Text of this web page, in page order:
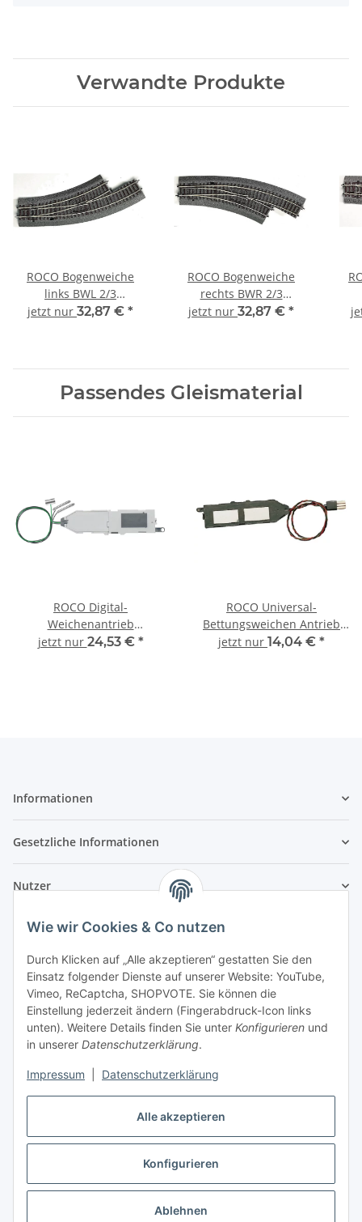
Alle akzeptieren
Konfigurieren
Ablehnen
Wie wir Cookies & Co nutzen
Durch Klicken auf „Alle akzeptieren“ gestatten Sie den
Einsatz folgender Dienste auf unserer Website: YouTube,
Vimeo, ReCaptcha, SHOPVOTE. Sie können die
Einstellung jederzeit ändern (Fingerabdruck-Icon links
unten). Weitere Details finden Sie unter Konfigurieren und
in unserer Datenschutzerklärung.
Impressum Datenschutzerklärung
Verwandte Produkte
ROCO Bogenweiche
links BWL 2/3
Bettungsgleis RocoLine
jetzt nur 32,87 € *
ROCO Bogenweiche
rechts BWR 2/3
Bettungsgleis RocoLine
jetzt nur 32,87 € *
Passendes Gleismaterial
ROCO Digital-
Weichenantrieb
Bettungsgleis RocoLine
jetzt nur 24,53 € *
ROCO Universal-
Bettungsweichen Antrieb
Bettungsgleis RocoLine
jetzt nur 14,04 € *
Informationen
Gesetzliche Informationen
Nutzer